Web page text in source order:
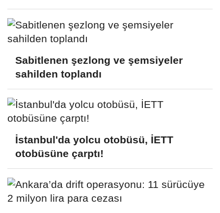
Sabitlenen şezlong ve şemsiyeler
sahilden toplandı
İstanbul'da yolcu otobüsü, İETT
otobüsüne çarptı!